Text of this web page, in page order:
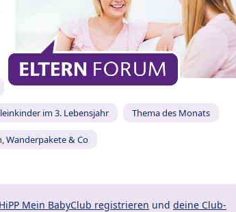
im 3. Lebensjahr Thema des Monats
Wanderpakete & Co
Mein BabyClub registrieren und deine Club-